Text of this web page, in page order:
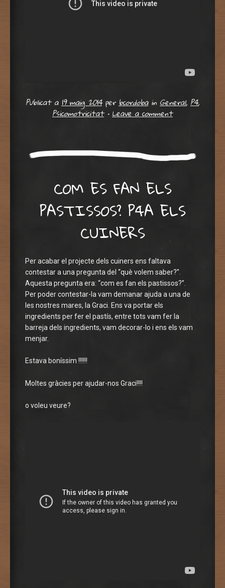
Publicat a19 maig 2014perbcordoba in General, P4,
Psicomotricitat •Leave a comment
COM ES FAN ELS
PASTISSOS? P4A ELS
CUINERS
Per acabar el projecte dels cuiners ens faltava
contestar a una pregunta del “què volem saber?”.
Aquesta pregunta era: “com es fan els pastissos?”.
Per poder contestar-la vam demanar ajuda a una de
les nostres mares, la Graci. Ens va portar els
ingredients per fer el pastís, entre tots vam fer la
barreja dels ingredients, vam decorar-lo i ens els vam
menjar.
Estava boníssim !!!!!!
Moltes gràcies per ajudar-nos Graci!!!!
o voleu veure?